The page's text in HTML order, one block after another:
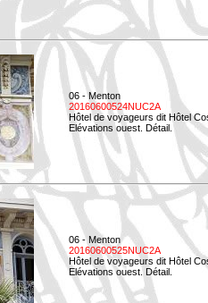
06 - Menton
20160600524NUC2A
Hôtel de voyageurs dit Hôtel
Elévations ouest. Détail.
06 - Menton
20160600525NUC2A
Hôtel de voyageurs dit Hôtel
Elévations ouest. Détail.